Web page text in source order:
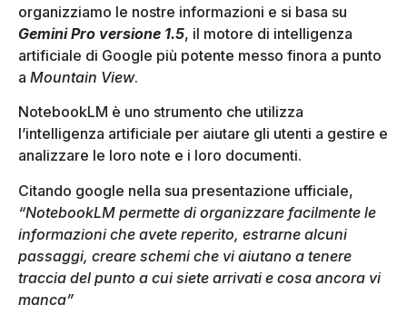
organizziamo le nostre informazioni e si basa su
Gemini Pro versione 1.5, il motore di intelligenza
artificiale di Google più potente messo finora a punto
a Mountain View.
NotebookLM è uno strumento che utilizza
l’intelligenza artificiale per aiutare gli utenti a gestire e
analizzare le loro note e i loro documenti.
Citando google nella sua presentazione ufficiale,
“NotebookLM permette di organizzare facilmente le
informazioni che avete reperito, estrarne alcuni
passaggi, creare schemi che vi aiutano a tenere
traccia del punto a cui siete arrivati ​​e cosa ancora vi
manca”